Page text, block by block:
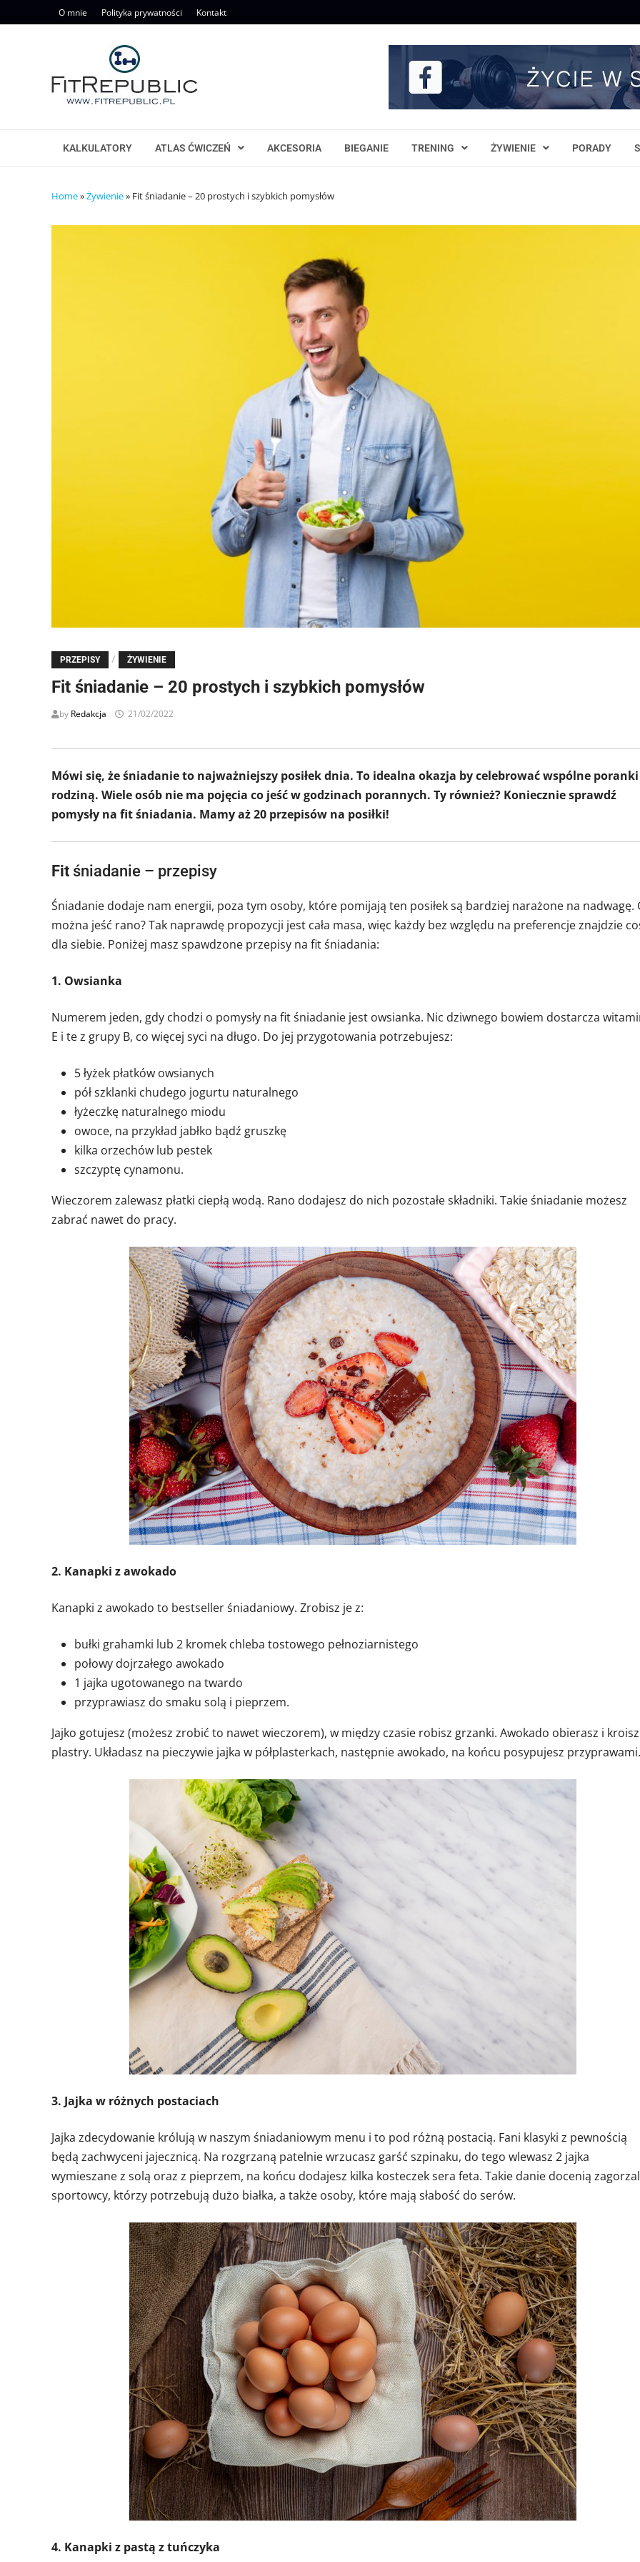
to
O mnie Polityka prywatności Kontakt
KALKULATORY ATLAS ĆWICZEŃ AKCESORIA BIEGANIE TRENING ŻYWIENIE PORADY
Home»Żywienie» Fit śniadanie – 20 prostych i szybkich pomysłów
PRZEPISY / ŻYWIENIE
Fit śniadanie – 20 prostych i szybkich pomysłów
by Redakcja 21/02/2022
Mówi się, że śniadanie to najważniejszy posiłek dnia. To idealna okazja by celebrować wspólne poranki
rodziną. Wiele osób nie ma pojęcia co jeść w godzinach porannych. Ty również? Koniecznie sprawdź
pomysły na fit śniadania. Mamy aż 20 przepisów na posiłki!
Fit śniadanie – przepisy
Śniadanie dodaje nam energii, poza tym osoby, które pomijają ten posiłek są bardziej narażone na nadwagę.
można jeść rano? Tak naprawdę propozycji jest cała masa, więc każdy bez względu na preferencje znajdzie
dla siebie. Poniżej masz spawdzone przepisy na fit śniadania:
1. Owsianka
Numerem jeden, gdy chodzi o pomysły na fit śniadanie jest owsianka. Nic dziwnego bowiem dostarcza
E i te z grupy B, co więcej syci na długo. Do jej przygotowania potrzebujesz:
5 łyżek płatków owsianych
pół szklanki chudego jogurtu naturalnego
łyżeczkę naturalnego miodu
owoce, na przykład jabłko bądź gruszkę
kilka orzechów lub pestek
szczyptę cynamonu.
Wieczorem zalewasz płatki ciepłą wodą. Rano dodajesz do nich pozostałe składniki. Takie śniadanie możesz
zabrać nawet do pracy.
2. Kanapki z awokado
Kanapki z awokado to bestseller śniadaniowy. Zrobisz je z:
bułki grahamki lub 2 kromek chleba tostowego pełnoziarnistego
połowy dojrzałego awokado
1 jajka ugotowanego na twardo
przyprawiasz do smaku solą i pieprzem.
Jajko gotujesz (możesz zrobić to nawet wieczorem), w między czasie robisz grzanki. Awokado obierasz i
plastry. Układasz na pieczywie jajka w półplasterkach, następnie awokado, na końcu posypujesz przyprawami.
3. Jajka w różnych postaciach
Jajka zdecydowanie królują w naszym śniadaniowym menu i to pod różną postacią. Fani klasyki z pewnością
będą zachwyceni jajecznicą. Na rozgrzaną patelnie wrzucasz garść szpinaku, do tego wlewasz 2 jajka
wymieszane z solą oraz z pieprzem, na końcu dodajesz kilka kosteczek sera feta. Takie danie docenią
sportowcy, którzy potrzebują dużo białka, a także osoby, które mają słabość do serów.
4. Kanapki z pastą z tuńczyka